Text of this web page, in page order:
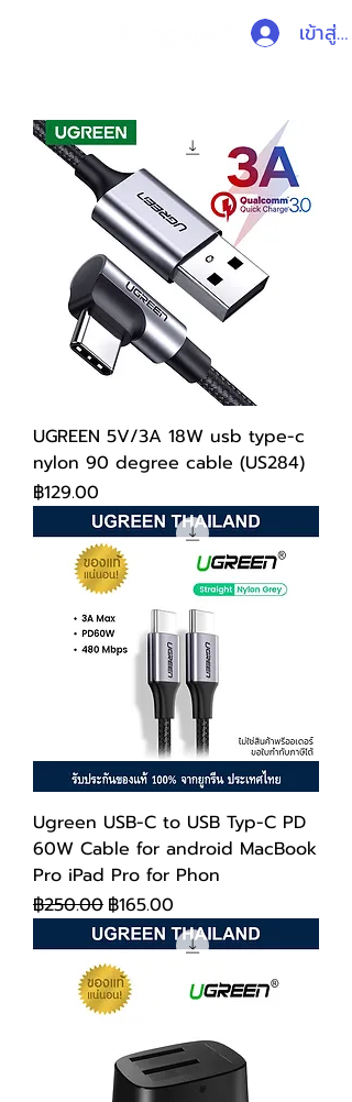
เข้าสู่ร
UGREEN 5V/3A 18W usb type-c
nylon 90 degree cable (US284)
ราคา
฿129.00
Ugreen USB-C to USB Typ-C PD
60W Cable for android MacBook
Pro iPad Pro for Phon
ราคาปกติ
฿250.00 ราคาขายลด
฿165.00